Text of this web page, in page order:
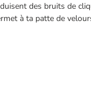
des bruits de
à ta patte de